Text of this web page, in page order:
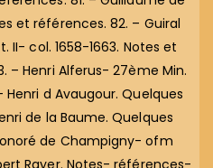
et références. 82. – Guiral
II- col. 1658-1663. Notes et
– Henri Alferus- 27ème Min.
Henri d Avaugour. Quelques
de la Baume. Quelques
de Champigny- ofm
Rayer. Notes- références-